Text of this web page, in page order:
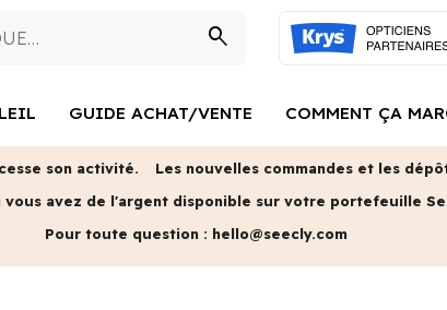
search
GUIDE ACHAT/VENTE COMMENT ÇA
son activité.
Les nouvelles commandes et les
vous avez de l'argent disponible sur votre portefeuille
Pour toute question : hello@seecly.com